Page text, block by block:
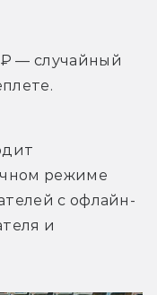
— случайный
режиме
с офлайн-
и